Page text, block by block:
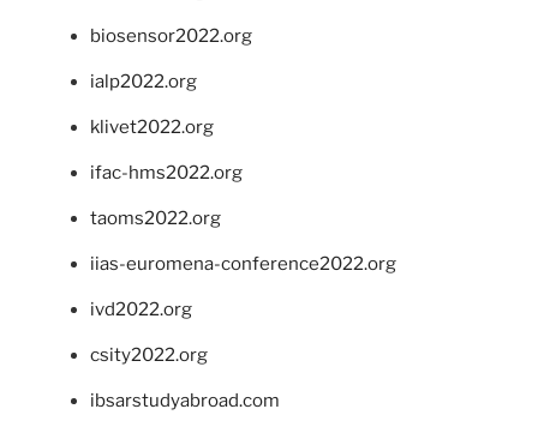
biosensor2022.org
ialp2022.org
klivet2022.org
ifac-hms2022.org
taoms2022.org
iias-euromena-conference2022.org
ivd2022.org
csity2022.org
ibsarstudyabroad.com